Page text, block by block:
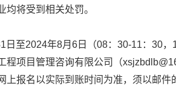
均将受到相关处罚。
日至2024年8月 6 日（08： 30-11 ： 30，
程项目管理咨询有限公司（
上报名以实际到账时间为准，须以邮